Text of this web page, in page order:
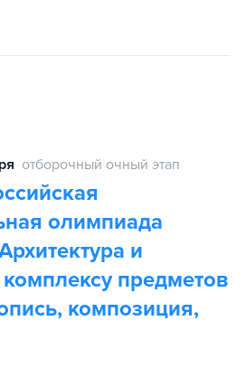
отборочный очный этап
олимпиада
и
комплексу предметов
композиция,